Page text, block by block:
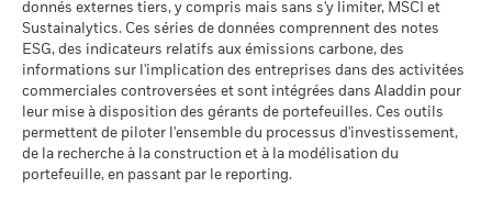
Investissement ultérieur
minimum
USD 1 000,00
Domicile Irlande
Société de gestion
BlackRock Asset Management
Ireland Limited
Réglement livraison Date de transaction + 3 jours
Symbole Bloomberg
Philip Green
Période de détention recommandée : 5 ans
Exemple d’investissement JPY 1 000 000
au
Scénarios
Minimal Il n’y a pas de rendement minimum
de facteurs ESG dans un fonds, ni des moyens de leur
intégration.Sauf mention contraire dans la documentation
du fonds et inclusion dans l’objectif d’investissement d’un
fonds, les indicateurs ne modifient pas l’objectif
d’investissement d’un fonds et ne restreignent pas l’univers
investissable du fonds. Ceci n’indique pas qu’un fonds
adoptera une stratégie d’investissement ESG ou Impact ou
mettra en place des filtrages.
Pour plus d’informations sur la
Pour consulter la méthodologie de MSCI sur laquelle
reposent les indicateurs de participation aux secteurs
d'activité, utilisez les liensci-dessous.
MSCI - Armes controversées
au 30/juin/2026
0,00%
(French - Belgium^France)
BlackRock Funds I ICAV - Annual Report
(French - Belgium^France)
Sustainability related disclosure - BK_TO_AGG
(en)
donnés externes tiers, y compris mais sans s'y limiter, MSCI et
Sustainalytics. Ces séries de données comprennent des notes
ESG, des indicateurs relatifs aux émissions carbone, des
informations sur l'implication des entreprises dans des activitées
commerciales controversées et sont intégrées dans Aladdin pour
leur mise à disposition des gérants de portefeuilles. Ces outils
permettent de piloter l'ensemble du processus d'investissement,
de la recherche à la construction et à la modélisation du
portefeuille, en passant par le reporting.